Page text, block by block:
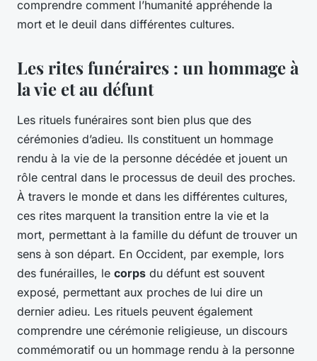
comprendre comment l’humanité appréhende la
mort et le deuil dans différentes cultures.
Les rites funéraires : un hommage à
la vie et au défunt
Les rituels funéraires sont bien plus que des
cérémonies d’adieu. Ils constituent un hommage
rendu à la vie de la personne décédée et jouent un
rôle central dans le processus de deuil des proches.
À travers le monde et dans les différentes cultures,
ces rites marquent la transition entre la vie et la
mort, permettant à la famille du défunt de trouver un
sens à son départ. En Occident, par exemple, lors
des funérailles, le corps du défunt est souvent
exposé, permettant aux proches de lui dire un
dernier adieu. Les rituels peuvent également
comprendre une cérémonie religieuse, un discours
commémoratif ou un hommage rendu à la personne